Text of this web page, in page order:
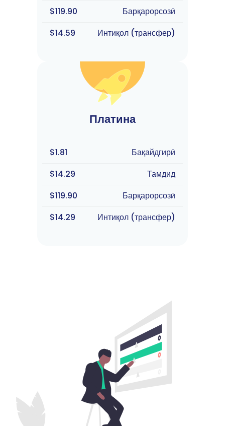
$119.90
Барқарорсозӣ
$14.59
Интиқол (трансфер)
Платина
$1.81
Бақайдгирӣ
$14.29
Тамдид
$119.90
Барқарорсозӣ
$14.29
Интиқол (трансфер)